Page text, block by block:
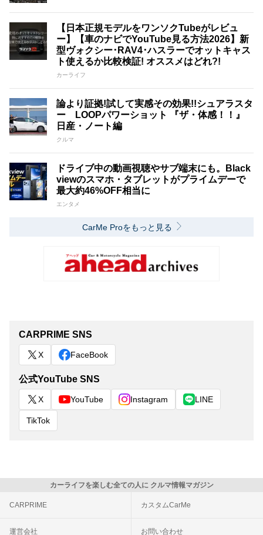
【日本正規モデルをワンソクTubeがレビュ
ー】【車のナビでYouTube見る方法2026】新
型ヴォクシー･RAV4･ハスラーでオットキャス
ト使えるか比較検証! オススメはどれ?!
カーライフ
論より証拠!試して実感その効果!!シュアラスタ
ー LOOPパワーショット 『ザ・体感！！』
日産・ノート編
クルマ
ドライブ中の動画視聴やサブ端末にも。Black
viewのスマホ・タブレットがプライムデーで
最大約46%OFF相当に
エンタメ
CarMe Proをもっと見る
CARPRIME SNS
X FaceBook
公式YouTube SNS
X YouTube Instagram LINE
TikTok
カーライフを楽しむ全ての人に クルマ情報マガジン
CARPRIME カスタムCarMe
運営会社 お問い合わせ